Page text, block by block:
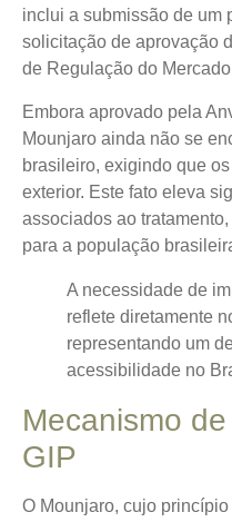
inclui a submissão de um
solicitação de aprovação
de Regulação do
Embora aprovado pela
Mounjaro ainda não se
brasileiro, exigindo que
exterior. Este fato eleva
associados ao
para a população
A necessidade de
reflete diretamente
representando um
acessibilidade no
Mecanismo
GIP
O Mounjaro, cujo